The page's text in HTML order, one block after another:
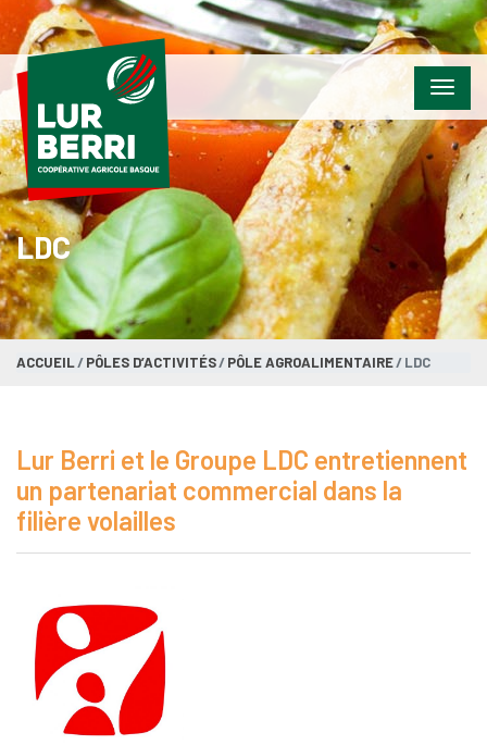
Menu
LDC
ACCUEIL PÔLES D’ACTIVITÉS PÔLE AGROALIMENTAIRE LDC
Lur Berri et le Groupe LDC entretiennent
un partenariat commercial dans la
filière volailles